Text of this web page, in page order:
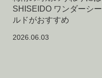
SHISEIDO ワンダーシー
ルドがおすすめ
2026.06.03